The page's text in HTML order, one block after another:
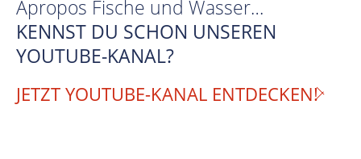
Apropos Fische und Wasser…
KENNST DU SCHON UNSEREN
YOUTUBE-KANAL?
JETZT YOUTUBE-KANAL ENTDECKEN!